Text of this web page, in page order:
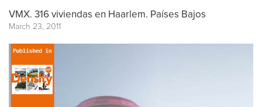
VMX. 316 viviendas en Haarlem. Países Bajos
March 23, 2011